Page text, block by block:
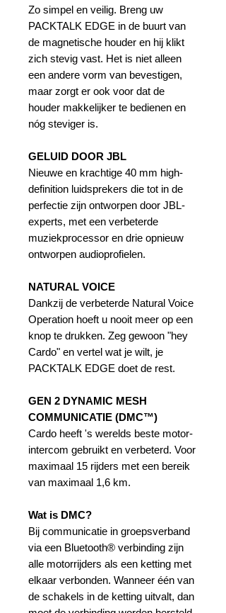
Zo simpel en veilig. Breng uw
PACKTALK EDGE in de buurt van
de magnetische houder en hij klikt
zich stevig vast. Het is niet alleen
een andere vorm van bevestigen,
maar zorgt er ook voor dat de
houder makkelijker te bedienen en
nóg steviger is.
GELUID DOOR JBL
Nieuwe en krachtige 40 mm high-
definition luidsprekers die tot in de
perfectie zijn ontworpen door JBL-
experts, met een verbeterde
muziekprocessor en drie opnieuw
ontworpen audioprofielen.
NATURAL VOICE
Dankzij de verbeterde Natural Voice
Operation hoeft u nooit meer op een
knop te drukken. Zeg gewoon "hey
Cardo" en vertel wat je wilt, je
PACKTALK EDGE doet de rest.
GEN 2 DYNAMIC MESH
COMMUNICATIE (DMC™)
Cardo heeft 's werelds beste motor-
intercom gebruikt en verbeterd. Voor
maximaal 15 rijders met een bereik
van maximaal 1,6 km.
Wat is DMC?
Bij communicatie in groepsverband
via een Bluetooth® verbinding zijn
alle motorrijders als een ketting met
elkaar verbonden. Wanneer één van
de schakels in de ketting uitvalt, dan